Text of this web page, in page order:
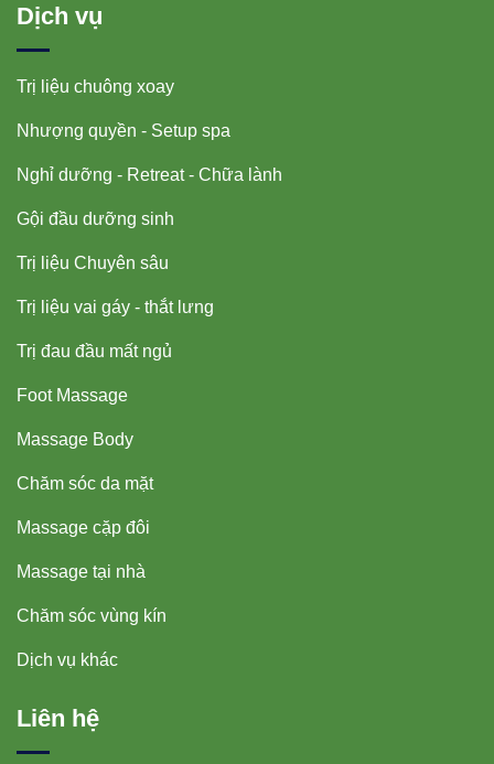
Dịch vụ
Trị liệu chuông xoay
Nhượng quyền - Setup spa
Nghỉ dưỡng - Retreat - Chữa lành
Gội đầu dưỡng sinh
Trị liệu Chuyên sâu
Trị liệu vai gáy - thắt lưng
Trị đau đầu mất ngủ
Foot Massage
Massage Body
Chăm sóc da mặt
Massage cặp đôi
Massage tại nhà
Chăm sóc vùng kín
Dịch vụ khác
Liên hệ